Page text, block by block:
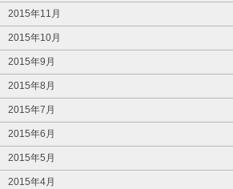
2015年11月
2015年10月
2015年9月
2015年8月
2015年7月
2015年6月
2015年5月
2015年4月